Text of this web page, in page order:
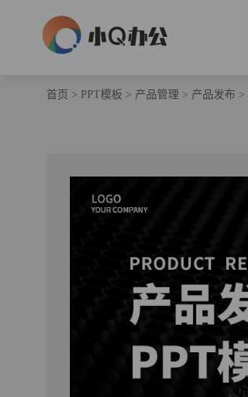
首页 > PPT模板 > 产品管理 > 产品发布 >